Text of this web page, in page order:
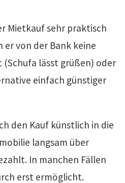
Mietkauf sehr praktisch
er von der Bank keine
lässt grüßen) oder
einfach günstiger
den Kauf künstlich in die
langsam über
In manchen Fällen
erst ermöglicht.